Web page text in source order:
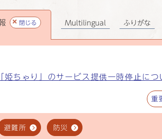
閉じる
姫ちゃり」のサービス提供一時停止につ
重
避難所 防災
Multilingual ふりがな